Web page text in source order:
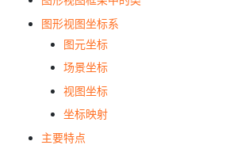
图形视图坐标系
图元坐标
场景坐标
视图坐标
坐标映射
主要特点